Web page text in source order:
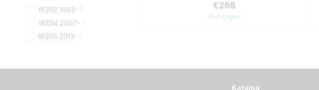
€268
Auf Lager
W202 1993-
W204 2007-
W205 2013-
Katalog